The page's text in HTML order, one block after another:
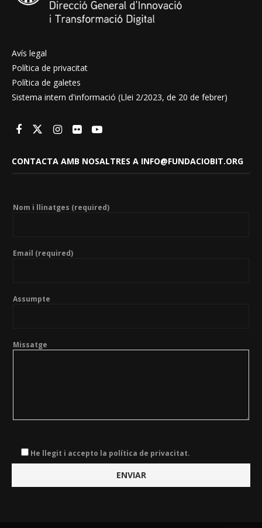
Avís legal
Política de privacitat
Política de galetes
Sistema intern d'informació (Llei 2/2023, de 20 de febrer)
CONTACTA AMB NOSALTRES A INFO@FUNDACIOBIT.ORG
Nom i llinatges (required)
Email (required)
Assumpte
Missatge
He llegit i accepto la política de privacitat.